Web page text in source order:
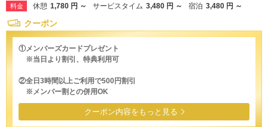
料金 休憩 1,780 円 ～ サービスタイム 3,480 円 ～ 宿泊 3,480 円 ～
クーポン
①メンバーズカードプレゼント
※当日より割引、特典利用可
②全日3時間以上ご利用で500円割引
※メンバー割との併用OK
クーポン内容をもっと見る